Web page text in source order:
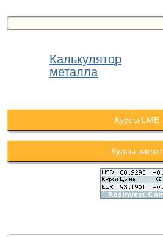
Калькулятор
металла
Курсы LME
Курсы валют